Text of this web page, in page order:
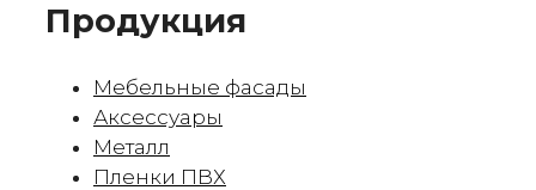
Продукция
Мебельные фасады
Аксессуары
Металл
Пленки ПВХ